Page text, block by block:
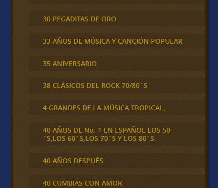
30 PEGADITAS DE ORO
33 AÑOS DE MÚSICA Y CANCIÓN POPULAR
35 ANIVERSARIO
38 CLÁSICOS DEL ROCK 70/80´S
4 GRANDES DE LA MÚSICA TROPICAL,
40 AÑOS DE No. 1 EN ESPAÑOL LOS 50
´S,LOS 60´S,LOS 70´S Y LOS 80´S
40 AÑOS DESPUÉS
40 CUMBIAS CON AMOR